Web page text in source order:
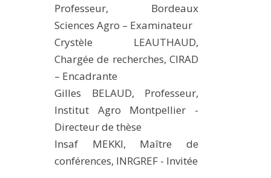
Professeur, Bordeaux
Sciences Agro – Examinateur
Crystèle LEAUTHAUD,
Chargée de recherches, CIRAD
– Encadrante
Gilles BELAUD, Professeur,
Institut Agro Montpellier -
Directeur de thèse
Insaf MEKKI, Maître de
conférences, INRGREF - Invitée